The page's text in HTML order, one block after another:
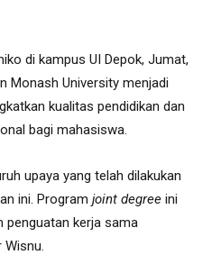
di kampus UI Depok, Jumat,
Monash University menjadi
kualitas pendidikan dan
bagi mahasiswa.
upaya yang telah dilakukan
ini. Program joint degree ini
penguatan kerja sama
Wisnu.